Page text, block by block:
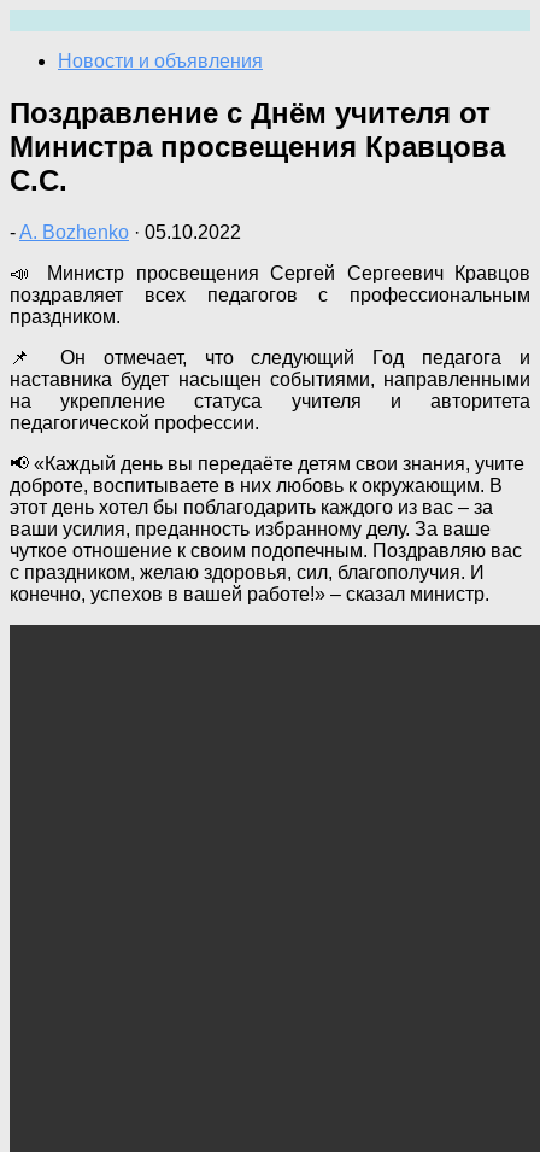
содержимому
Новости и объявления
Поздравление с Днём учителя от
Министра просвещения Кравцова
С.С.
-A. Bozhenko · 05.10.2022
📣 Министр просвещения Сергей Сергеевич Кравцов
поздравляет всех педагогов с профессиональным
праздником.
📌 Он отмечает, что следующий Год педагога и
наставника будет насыщен событиями, направленными
на укрепление статуса учителя и авторитета
педагогической профессии.
📢 «Каждый день вы передаёте детям свои знания, учите
доброте, воспитываете в них любовь к окружающим. В
этот день хотел бы поблагодарить каждого из вас – за
ваши усилия, преданность избранному делу. За ваше
чуткое отношение к своим подопечным. Поздравляю вас
с праздником, желаю здоровья, сил, благополучия. И
конечно, успехов в вашей работе!» – сказал министр.